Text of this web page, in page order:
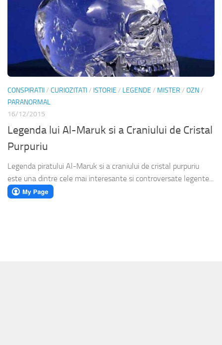
CONSPIRATII/ CURIOZITATI/ ISTORIE / LEGENDE / MISTER / OZN/
PARANORMAL
16/12/2015
Legenda lui Al-Maruk si a Craniului de Cristal
Purpuriu
Legenda piratului Al-Maruk si a craniului de cristal purpuriu
este una dintre cele mai interesante si controversate legente...